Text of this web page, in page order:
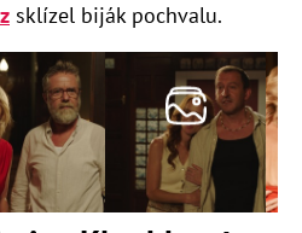
sklízel biják pochvalu.